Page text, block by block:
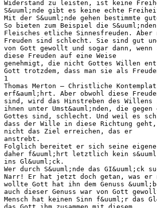
Widerstand zu leisten, ist keine
S&uuml;nde gibt es keine echte
Mit der S&uuml;nde gehen bestimmte
So bieten zum Beispiel die
Fleisches etliche Sinnesfreuden. Aber
Freuden sind schlecht. Sie sind gut
von Gott gewollt und sogar dann, wenn
diese Freuden auf eine Weise
genehmigt, die nicht Gottes Willen
Gott trotzdem, dass man sie als
1
Thomas Merton – Christliche
erf&auml;hrt. Aber obwohl diese
sind, wird das Hinstreben des Willens
ihnen unter Umst&auml;nden, die gegen
Gottes sind, schlecht. Und weil es
dass der Wille in diese Richtung
nicht das Ziel erreichen, das er
anstrebt.
Folglich bereitet er sich seine eigene
daher f&uuml;hrt letztlich kein
ins Gl&uuml;ck.
Wer durch S&uuml;nde das GI&uuml;ck
Narr! Er hat jetzt doch getan, was er
wollte Gott hat ihn dem Genuss
auch dieser Genuss war von Gott
Mensch hat keinen Sinn f&uuml;r das